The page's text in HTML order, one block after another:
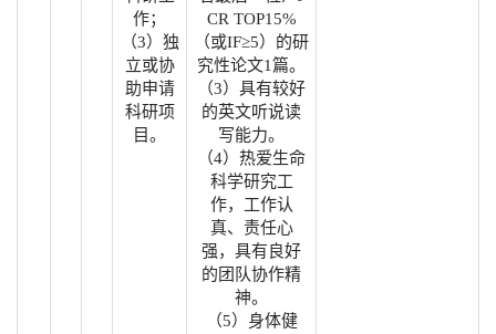
作；
（3）独
立或协
助申请
科研项
目。
CR TOP15%
（或IF≥5）的研
究性论文1篇。
（3）具有较好
的英文听说读
写能力。
（4）热爱生命
科学研究工
作，工作认
真、责任心
强，具有良好
的团队协作精
神。
（5）身体健